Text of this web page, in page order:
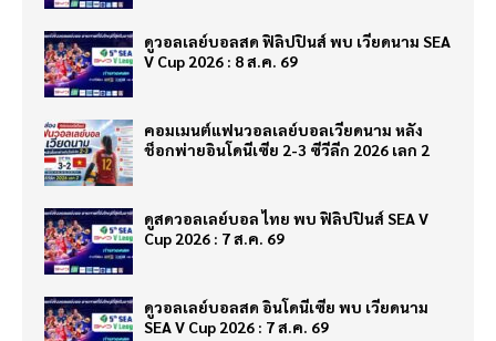
ดูวอลเลย์บอลสด ฟิลิปปินส์ พบ เวียดนาม SEA
V Cup 2026 : 8 ส.ค. 69
คอมเมนต์แฟนวอลเลย์บอลเวียดนาม หลัง
ช็อกพ่ายอินโดนีเซีย 2-3 ซีวีลีก 2026 เลก 2
ดูสดวอลเลย์บอล ไทย พบ ฟิลิปปินส์ SEA V
Cup 2026 : 7 ส.ค. 69
ดูวอลเลย์บอลสด อินโดนีเซีย พบ เวียดนาม
SEA V Cup 2026 : 7 ส.ค. 69